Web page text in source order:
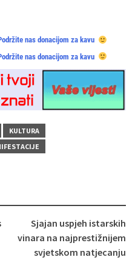
nas donacijom za kavu
nas donacijom za kavu
KULTURA
Sjajan uspjeh istarskih
vinara na najprestižnijem
svjetskom natjecanju